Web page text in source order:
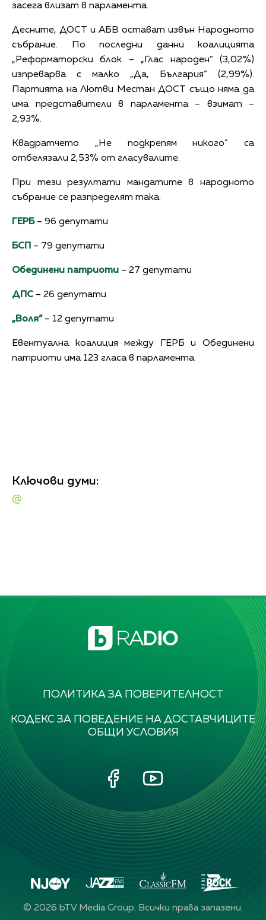
засега влизат в парламента.
Десните, ДОСТ и АБВ остават извън Народното
събрание. По последни данни коалицията
„Реформаторски блок – „Глас народен” (3,02%)
изпреварва с малко „Да, България” (2,99%).
Партията на Лютви Местан ДОСТ също няма да
има представители в парламента – взимат –
2,93%.
Квадратчето „Не подкрепям никого” са
отбелязали 2,53% от гласувалите.
При тези резултати мандатите в народното
събрание се разпределят така:
ГЕРБ– 96 депутати
БСП – 79 депутати
Обединени патриоти – 27 депутати
ДПС – 26 депутати
„Воля”– 12 депутати
Евентуална коалиция между ГЕРБ и Обединени
патриоти има 123 гласа в парламента.
Ключови думи:
@
ПОЛИТИКА ЗА ПОВЕРИТЕЛНОСТ
КОДЕКС ЗА ПОВЕДЕНИЕ НА ДОСТАВЧИЦИТЕ
ОБЩИ УСЛОВИЯ
© 2026 bTV Media Group. Всички права запазени.